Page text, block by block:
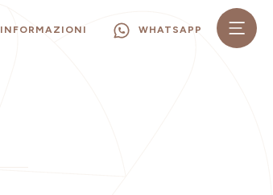
INFORMAZIONI WHATSAPP